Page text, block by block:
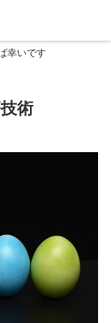
幸いです
術